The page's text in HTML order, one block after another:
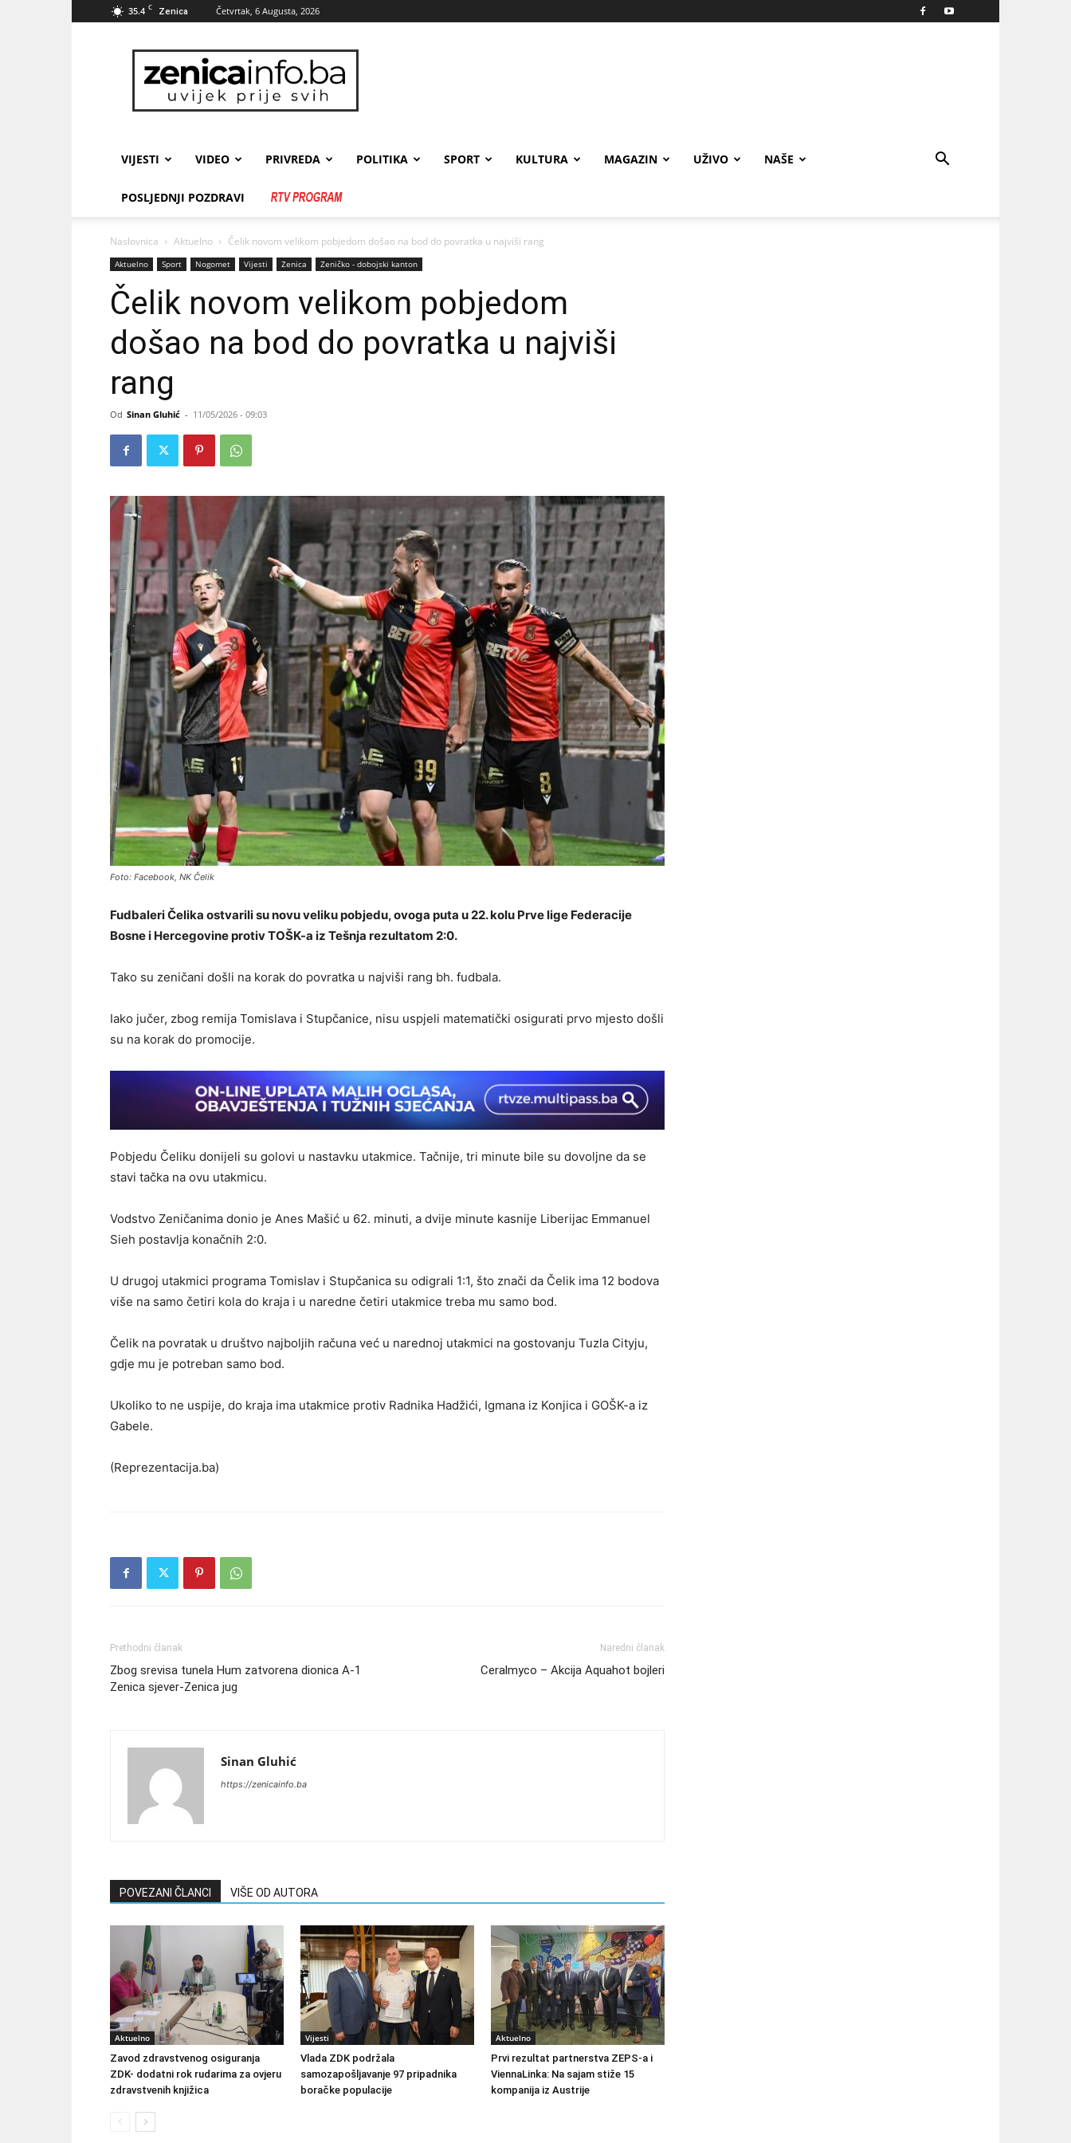
35.4 C Zenica Četvrtak, 6 Augusta, 2026
zenicainfo.ba
VIJESTI VIDEO PRIVREDA POLITIKA SPORT KULTURA MAGAZIN UŽIVO NAŠE
POSLJEDNJI POZDRAVI
Naslovnica Aktuelno Čelik novom velikom pobjedom došao na bod do povratka u najviši rang
Aktuelno Sport Nogomet Vijesti Zenica Zeničko - dobojski kanton
Čelik novom velikom pobjedom
došao na bod do povratka u najviši
rang
Od Sinan Gluhić - 11/05/2026 - 09:03
Foto: Facebook, NK Čelik
Fudbaleri Čelika ostvarili su novu veliku pobjedu, ovoga puta u 22. kolu Prve lige Federacije
Bosne i Hercegovine protiv TOŠK-a iz Tešnja rezultatom 2:0.
Tako su zeničani došli na korak do povratka u najviši rang bh. fudbala.
Iako jučer, zbog remija Tomislava i Stupčanice, nisu uspjeli matematički osigurati prvo mjesto došli
su na korak do promocije.
Pobjedu Čeliku donijeli su golovi u nastavku utakmice. Tačnije, tri minute bile su dovoljne da se
stavi tačka na ovu utakmicu.
Vodstvo Zeničanima donio je Anes Mašić u 62. minuti, a dvije minute kasnije Liberijac Emmanuel
Sieh postavlja konačnih 2:0.
U drugoj utakmici programa Tomislav i Stupčanica su odigrali 1:1, što znači da Čelik ima 12 bodova
više na samo četiri kola do kraja i u naredne četiri utakmice treba mu samo bod.
Čelik na povratak u društvo najboljih računa već u narednoj utakmici na gostovanju Tuzla Cityju,
gdje mu je potreban samo bod.
Ukoliko to ne uspije, do kraja ima utakmice protiv Radnika Hadžići, Igmana iz Konjica i GOŠK-a iz
Gabele.
(Reprezentacija.ba)
Prethodni članak
Zbog srevisa tunela Hum zatvorena dionica A-1
Zenica sjever-Zenica jug
Naredni članak
Ceralmyco – Akcija Aquahot bojleri
Sinan Gluhić
https://zenicainfo.ba
POVEZANI ČLANCI VIŠE OD AUTORA
Aktuelno
Zavod zdravstvenog osiguranja
ZDK- dodatni rok rudarima za ovjeru
zdravstvenih knjižica
Vijesti
Vlada ZDK podržala
samozapošljavanje 97 pripadnika
boračke populacije
Aktuelno
Prvi rezultat partnerstva ZEPS-a i
ViennaLinka: Na sajam stiže 15
kompanija iz Austrije